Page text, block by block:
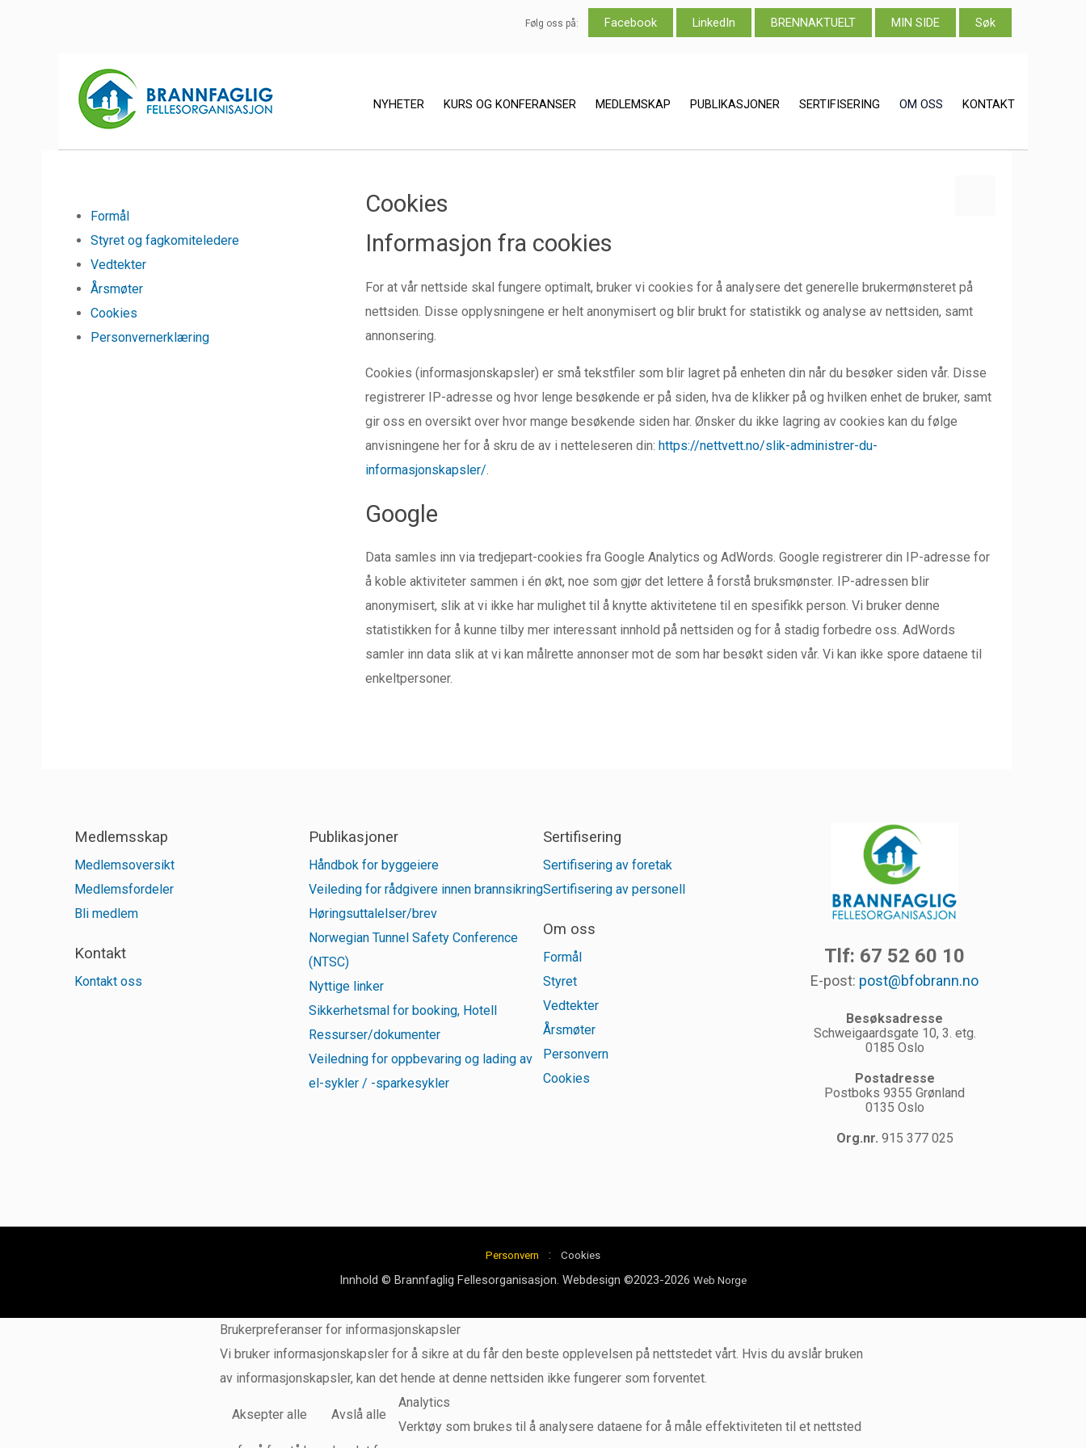
Følg oss på: Facebook LinkedIn BRENNAKTUELT MIN SIDE Søk
NYHETER KURS OG KONFERANSER MEDLEMSKAP PUBLIKASJONER SERTIFISERING OM OSS KONTAKT
Formål
Styret og fagkomiteledere
Vedtekter
Årsmøter
Cookies
Personvernerklæring
Cookies
Informasjon fra cookies
For at vår nettside skal fungere optimalt, bruker vi cookies for å analysere det generelle brukermønsteret på
nettsiden. Disse opplysningene er helt anonymisert og blir brukt for statistikk og analyse av nettsiden, samt
annonsering.
Cookies (informasjonskapsler) er små tekstfiler som blir lagret på enheten din når du besøker siden vår. Disse
registrerer IP-adresse og hvor lenge besøkende er på siden, hva de klikker på og hvilken enhet de bruker, samt
gir oss en oversikt over hvor mange besøkende siden har. Ønsker du ikke lagring av cookies kan du følge
anvisningene her for å skru de av i netteleseren din: https://nettvett.no/slik-administrer-du-
informasjonskapsler/
Google
Data samles inn via tredjepart-cookies fra Google Analytics og AdWords. Google registrerer din IP-adresse for
å koble aktiviteter sammen i én økt, noe som gjør det lettere å forstå bruksmønster. IP-adressen blir
anonymisert, slik at vi ikke har mulighet til å knytte aktivitetene til en spesifikk person. Vi bruker denne
statistikken for å kunne tilby mer interessant innhold på nettsiden og for å stadig forbedre oss. AdWords
samler inn data slik at vi kan målrette annonser mot de som har besøkt siden vår. Vi kan ikke spore dataene til
enkeltpersoner.
Medlemsskap
Medlemsoversikt
Medlemsfordeler
Bli medlem
Kontakt
Kontakt oss
Publikasjoner
Håndbok for byggeiere
Veileding for rådgivere innen brannsikring
Høringsuttalelser/brev
Norwegian Tunnel Safety Conference
(NTSC)
Nyttige linker
Sikkerhetsmal for booking, Hotell
Ressurser/dokumenter
Veiledning for oppbevaring og lading av
el-sykler / -sparkesykler
Sertifisering
Sertifisering av foretak
Sertifisering av personell
Om oss
Formål
Styret
Vedtekter
Årsmøter
Personvern
Cookies
Tlf: 67 52 60 10
E-post: post@bfobrann.no
Besøksadresse
Schweigaardsgate 10, 3. etg.
0185 Oslo
Postadresse
Postboks 9355 Grønland
0135 Oslo
Org.nr. 915 377 025
Personvern : Cookies
Innhold © Brannfaglig Fellesorganisasjon. Webdesign ©2023-2026 Web Norge
Brukerpreferanser for informasjonskapsler
Vi bruker informasjonskapsler for å sikre at du får den beste opplevelsen på nettstedet vårt. Hvis du avslår bruken
av informasjonskapsler, kan det hende at denne nettsiden ikke fungerer som forventet.
Aksepter alle Avslå alle
Analytics
Verktøy som brukes til å analysere dataene for å måle effektiviteten til et nettsted